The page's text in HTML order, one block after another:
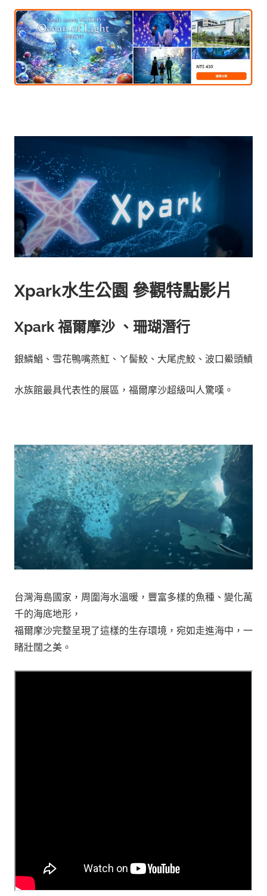
Xpark水生公園 參觀特點影片
Xpark福爾摩沙 、珊瑚潛行
銀鱗鯧、雪花鴨嘴燕魟、ㄚ髻鮫、大尾虎鮫、波口鱟頭鱝
水族館最具代表性的展區，福爾摩沙超級叫人驚嘆。
台灣海島國家，周圍海水溫暖，豐富多樣的魚種、變化萬
千的海底地形，
福爾摩沙完整呈現了這樣的生存環境，宛如走進海中，一
睹壯闊之美。